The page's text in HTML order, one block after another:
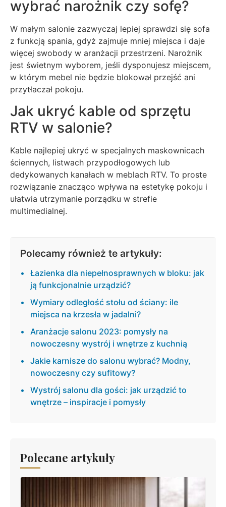
wybrać narożnik czy sofę?
W małym salonie zazwyczaj lepiej sprawdzi się sofa
z funkcją spania, gdyż zajmuje mniej miejsca i daje
więcej swobody w aranżacji przestrzeni. Narożnik
jest świetnym wyborem, jeśli dysponujesz miejscem,
w którym mebel nie będzie blokował przejść ani
przytłaczał pokoju.
Jak ukryć kable od sprzętu
RTV w salonie?
Kable najlepiej ukryć w specjalnych maskownicach
ściennych, listwach przypodłogowych lub
dedykowanych kanałach w meblach RTV. To proste
rozwiązanie znacząco wpływa na estetykę pokoju i
ułatwia utrzymanie porządku w strefie
multimedialnej.
Polecamy również te artykuły:
Łazienka dla niepełnosprawnych w bloku: jak
ją funkcjonalnie urządzić?
Wymiary odległość stołu od ściany: ile
miejsca na krzesła w jadalni?
Aranżacje salonu 2023: pomysły na
nowoczesny wystrój i wnętrze z kuchnią
Jakie karnisze do salonu wybrać? Modny,
nowoczesny czy sufitowy?
Wystrój salonu dla gości: jak urządzić to
wnętrze – inspiracje i pomysły
Polecane artykuły